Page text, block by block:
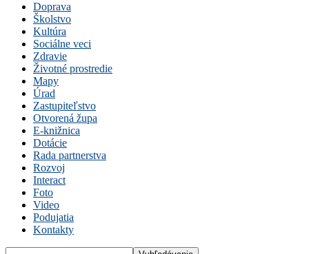
Doprava
Školstvo
Kultúra
Sociálne veci
Zdravie
Životné prostredie
Mapy
Úrad
Zastupiteľstvo
Otvorená župa
E-knižnica
Dotácie
Rada partnerstva
Rozvoj
Interact
Foto
Video
Podujatia
Kontakty